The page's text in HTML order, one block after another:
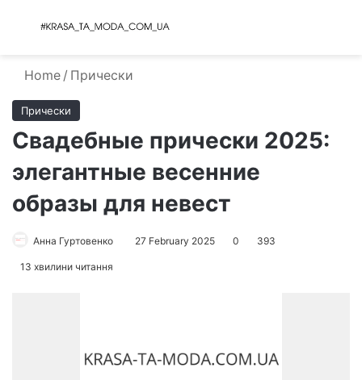
Menu
Home / Прически
Прически
Свадебные прически 2025:
элегантные весенние
образы для невест
Анна Гуртовенко 27 February 2025 0 393
13 хвилини читання